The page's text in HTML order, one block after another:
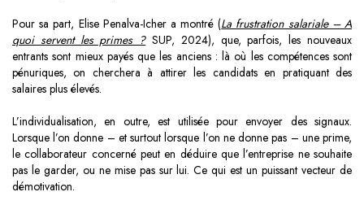
Pour sa part, Elise Penalva-Icher a montré (La frustration salariale – A
quoi servent les primes ?SUP, 2024), que, parfois, les nouveaux
entrants sont mieux payés que les anciens : là où les compétences sont
pénuriques, on cherchera à attirer les candidats en pratiquant des
salaires plus élevés.
L’individualisation, en outre, est utilisée pour envoyer des signaux.
Lorsque l’on donne – et surtout lorsque l’on ne donne pas – une prime,
le collaborateur concerné peut en déduire que l’entreprise ne souhaite
pas le garder, ou ne mise pas sur lui. Ce qui est un puissant vecteur de
démotivation.